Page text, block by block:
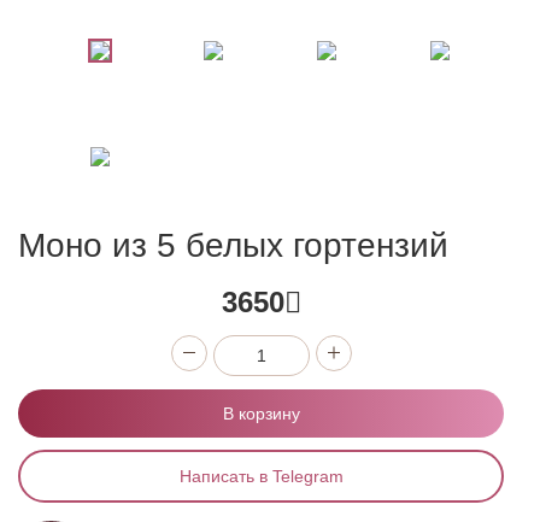
Моно из 5 белых гортензий
3650
В корзину
Написать в Telegram